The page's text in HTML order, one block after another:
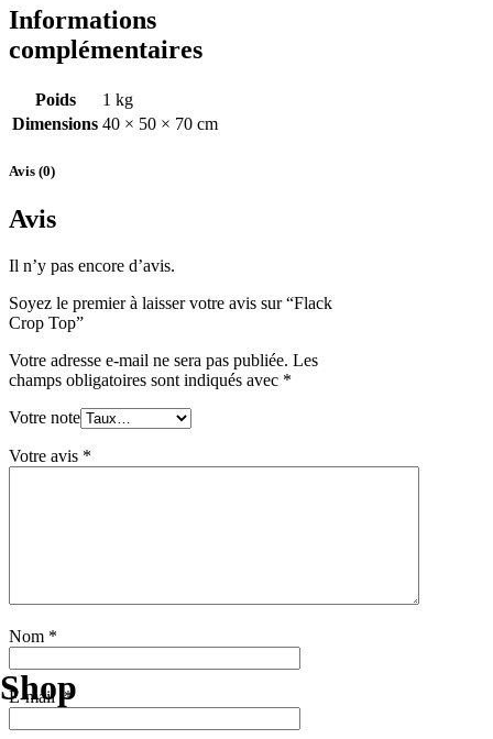
Shop
Informations
complémentaires
Poids
1 kg
Dimensions 40 × 50 × 70 cm
Avis (0)
Avis
Il n’y pas encore d’avis.
Soyez le premier à laisser votre avis sur “Flack
Crop Top”
Votre adresse e-mail ne sera pas publiée. Les
champs obligatoires sont indiqués avec *
Votre note
Votre avis *
Nom *
E-mail *